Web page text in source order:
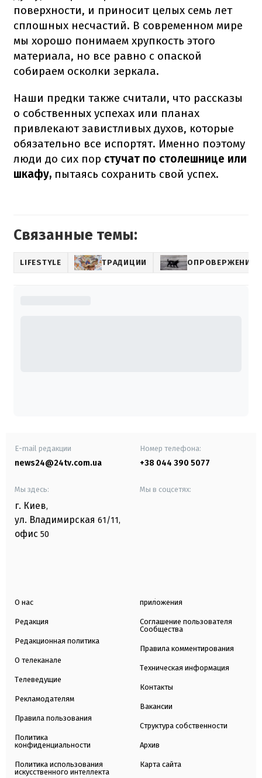
поверхности, и приносит целых семь лет
сплошных несчастий. В современном мире
мы хорошо понимаем хрупкость этого
материала, но все равно с опаской
собираем осколки зеркала.
Наши предки также считали, что рассказы
о собственных успехах или планах
привлекают завистливых духов, которые
обязательно все испортят. Именно поэтому
люди до сих пор стучат по столешнице или
шкафу, пытаясь сохранить свой успех.
Связанные темы:
LIFESTYLE ТРАДИЦИИ ОПРОВЕРЖЕНИЕ
E-mail редакции
news24@24tv.com.ua
Номер телефона:
+38 044 390 5077
Мы здесь:
г. Киев,
ул. Владимирская 61/11,
офис 50
Мы в соцсетях:
О нас
Редакция
Редакционная политика
О телеканале
Телеведущие
Рекламодателям
Правила пользования
Политика
конфиденциальности
Политика использования
искусственного интеллекта
приложения
Соглашение пользователя
Сообщества
Правила комментирования
Техническая информация
Контакты
Вакансии
Структура собственности
Архив
Карта сайта